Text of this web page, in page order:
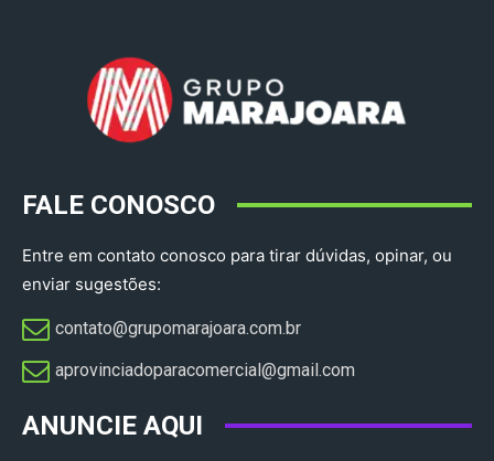
FALE CONOSCO
Entre em contato conosco para tirar dúvidas, opinar, ou
enviar sugestões:
contato@grupomarajoara.com.br
aprovinciadoparacomercial@gmail.com​
ANUNCIE AQUI